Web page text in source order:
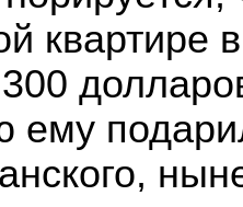
квартире
ему